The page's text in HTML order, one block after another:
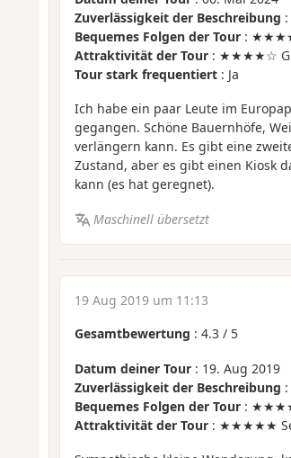
Zuverlässigkeit der Beschreibung
Bequemes Folgen der Tour:
Attraktivität der Tour: ★★★★☆
Tour stark frequentiert: Ja
Ich habe ein paar Leute im
gegangen. Schöne Bauernhöfe,
verlängern kann. Es gibt eine
Zustand, aber es gibt einen Kiosk
kann (es hat geregnet).
Maschinell übersetzt
19 Aug 2019 um 11:13
Gesamtbewertung : 4.3/ 5
Datum deiner Tour: 19. Aug 2019
Zuverlässigkeit der Beschreibung
Bequemes Folgen der Tour:
Attraktivität der Tour: ★★★★★